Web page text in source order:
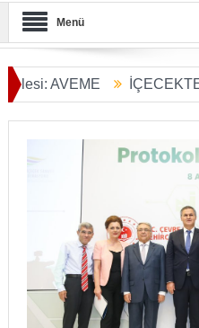
Menü
İÇECEKTEN ARA
Başladı